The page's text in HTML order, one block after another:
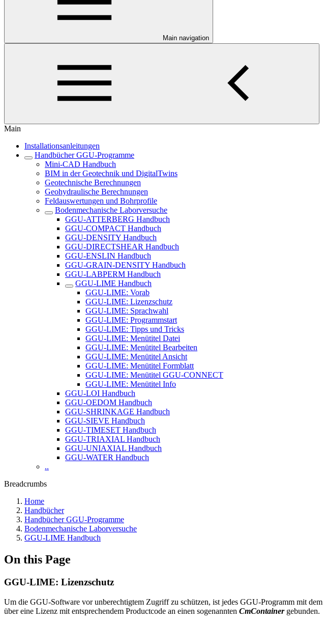
Main navigation
Main
Installationsanleitungen
Handbücher GGU-Programme
Mini-CAD Handbuch
BIM in der Geotechnik und DigitalTwins
Geotechnische Berechnungen
Geohydraulische Berechnungen
Feldauswertungen und Bohrprofile
Bodenmechanische Laborversuche
GGU-ATTERBERG Handbuch
GGU-COMPACT Handbuch
GGU-DENSITY Handbuch
GGU-DIRECTSHEAR Handbuch
GGU-ENSLIN Handbuch
GGU-GRAIN-DENSITY Handbuch
GGU-LABPERM Handbuch
GGU-LIME Handbuch
GGU-LIME: Vorab
GGU-LIME: Lizenzschutz
GGU-LIME: Sprachwahl
GGU-LIME: Programmstart
GGU-LIME: Tipps und Tricks
GGU-LIME: Menütitel Datei
GGU-LIME: Menütitel Bearbeiten
GGU-LIME: Menütitel Ansicht
GGU-LIME: Menütitel Formblatt
GGU-LIME: Menütitel GGU-CONNECT
GGU-LIME: Menütitel Info
GGU-LOI Handbuch
GGU-OEDOM Handbuch
GGU-SHRINKAGE Handbuch
GGU-SIEVE Handbuch
GGU-TIMESET Handbuch
GGU-TRIAXIAL Handbuch
GGU-UNIAXIAL Handbuch
GGU-WATER Handbuch
..
Breadcrumbs
Home
Handbücher
Handbücher GGU-Programme
Bodenmechanische Laborversuche
GGU-LIME Handbuch
On this Page
GGU-LIME: Lizenzschutz
Um die GGU-Software vor unberechtigtem Zugriff zu schützen, ist jedes GGU-Programm mit dem
über eine Lizenz mit entsprechendem Productcode an einen sogenannten CmContainer gebunden.